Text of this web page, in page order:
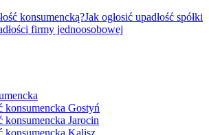
konsumencką?Jak ogłosić upadłość spółki
firmy jednoosobowej
konsumencka Gostyń
konsumencka Jarocin
konsumencka Kalisz